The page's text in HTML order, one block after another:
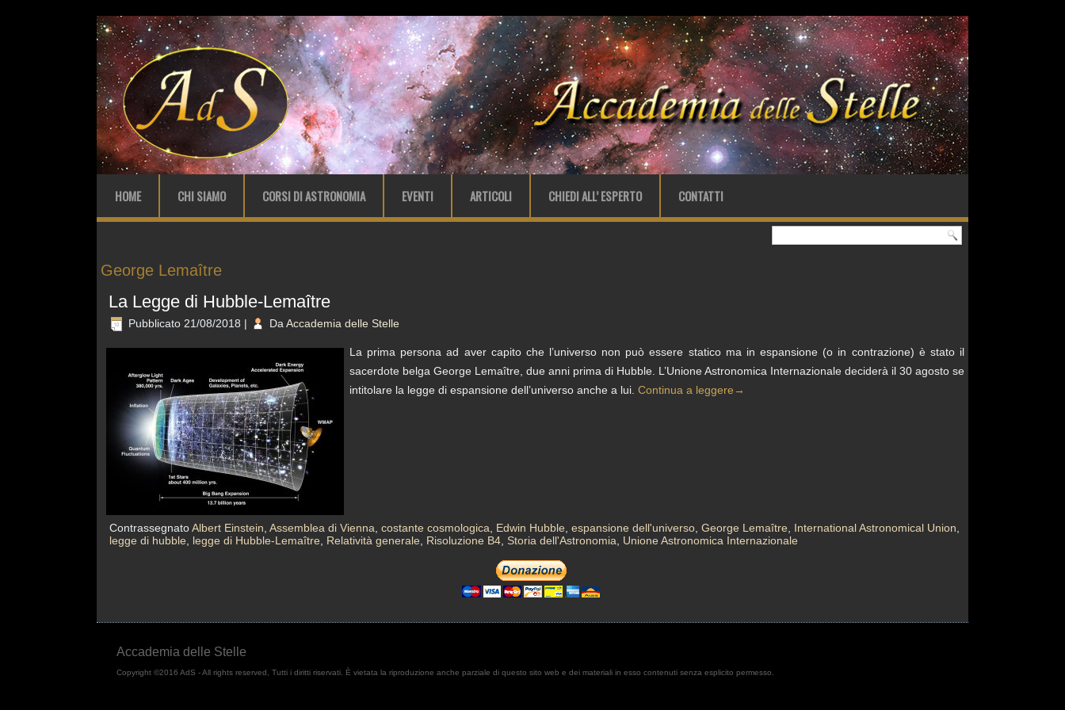
HOME CHI SIAMO CORSI DI ASTRONOMIA EVENTI ARTICOLI CHIEDI ALL’ ESPERTO CONTATTI
George Lemaître
La Legge di Hubble-Lemaître
Pubblicato 21/08/2018 | Da Accademia delle Stelle
La prima persona ad aver capito che l’universo non può essere statico ma in espansione (o in contrazione) è stato il
sacerdote belga George Lemaître, due anni prima di Hubble. L’Unione Astronomica Internazionale deciderà il 30 agosto se
intitolare la legge di espansione dell’universo anche a lui. Continua a leggere →
ContrassegnatoAlbert Einstein, Assemblea di Vienna, costante cosmologica, Edwin Hubble, espansione dell'universo, George Lemaître, International Astronomical Union,
legge di hubble, legge di Hubble-Lemaître, Relatività generale, Risoluzione B4, Storia dell'Astronomia, Unione Astronomica Internazionale
Accademia delle Stelle
Copyright ©2016 AdS - All rights reserved, Tutti i diritti riservati. È vietata la riproduzione anche parziale di questo sito web e dei materiali in esso contenuti senza esplicito permesso.